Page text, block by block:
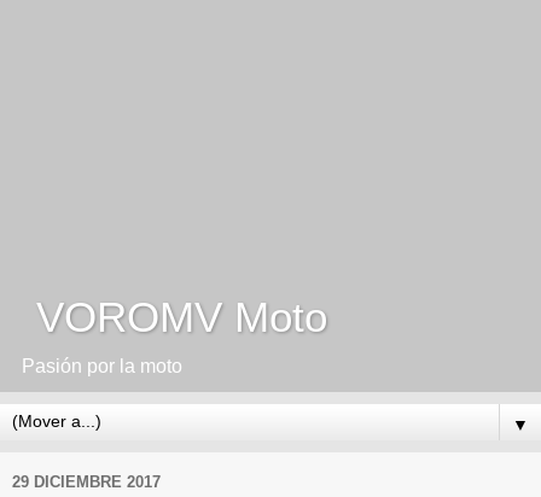
VOROMV Moto
Pasión por la moto
▼
29 DICIEMBRE 2017